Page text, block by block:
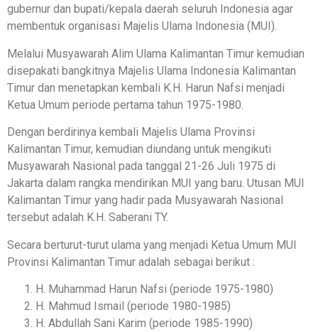
gubernur dan bupati/kepala daerah seluruh Indonesia agar
membentuk organisasi Majelis Ulama Indonesia (MUI).
Melalui Musyawarah Alim Ulama Kalimantan Timur kemudian
disepakati bangkitnya Majelis Ulama Indonesia Kalimantan
Timur dan menetapkan kembali K.H. Harun Nafsi menjadi
Ketua Umum periode pertama tahun 1975-1980.
Dengan berdirinya kembali Majelis Ulama Provinsi
Kalimantan Timur, kemudian diundang untuk mengikuti
Musyawarah Nasional pada tanggal 21-26 Juli 1975 di
Jakarta dalam rangka mendirikan MUI yang baru. Utusan MUI
Kalimantan Timur yang hadir pada Musyawarah Nasional
tersebut adalah K.H. Saberani TY.
Secara berturut-turut ulama yang menjadi Ketua Umum MUI
Provinsi Kalimantan Timur adalah sebagai berikut :
H. Muhammad Harun Nafsi (periode 1975-1980)
H. Mahmud Ismail (periode 1980-1985)
H. Abdullah Sani Karim (periode 1985-1990)